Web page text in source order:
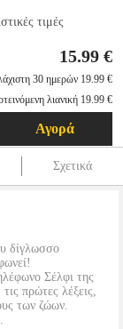
τιμές
15.99 €
30 ημερών 19.99 €
λιανική 19.99 €
Αγορά
Σχετικά
δίγλωσσο
Σέλφι της
πρώτες λέξεις,
των ζώων.